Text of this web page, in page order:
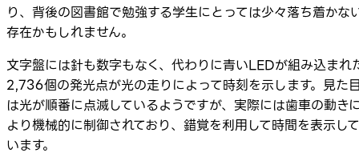
り、背後の図書館で勉強する学生にとっては少々落ち着かな
存在かもしれません。
文字盤には針も数字もなく、代わりに青いLEDが組み込まれ
2,736個の発光点が光の走りによって時刻を示します。見た
は光が順番に点滅しているようですが、実際には歯車の動き
より機械的に制御されており、錯覚を利用して時間を表示して
います。